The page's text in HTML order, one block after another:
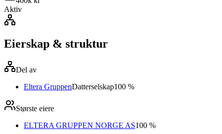
Aktiv
Eierskap & struktur
Del av
Eltera GruppenDatterselskap100 %
Største eiere
ELTERA GRUPPEN NORGE AS100 %